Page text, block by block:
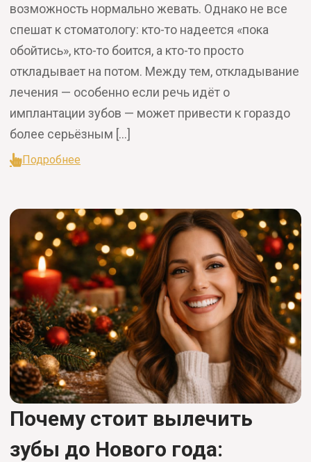
возможность нормально жевать. Однако не все
спешат к стоматологу: кто-то надеется «пока
обойтись», кто-то боится, а кто-то просто
откладывает на потом. Между тем, откладывание
лечения — особенно если речь идёт о
имплантации зубов — может привести к гораздо
более серьёзным […]
Подробнее
Почему стоит вылечить
зубы до Нового года: